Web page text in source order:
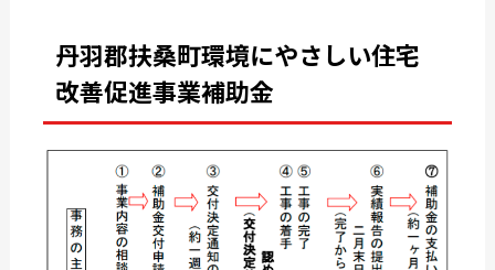
丹羽郡扶桑町環境にやさしい住宅
改善促進事業補助金